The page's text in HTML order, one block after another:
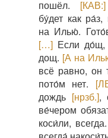
пошёл. [КАВ:]
бу́дет как
на Илью́.
[…] Если
дощ. [А на
всё равно,
пото́м нет.
дождь [нрзб.],
ве́чером
коси́ли,